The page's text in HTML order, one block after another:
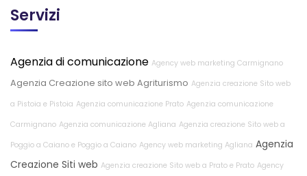
Servizi
Agenzia di comunicazione Agency web marketing Carmignano
Agenzia Creazione sito web Agriturismo Agenzia creazione Sito web
a Pistoia e Pistoia Agenzia comunicazione Prato Agenzia comunicazione
Carmignano Agenzia comunicazione Agliana Agenzia creazione Sito web a
Poggio a Caiano e Poggio a Caiano Agency web marketing Agliana Agenzia
Creazione Siti web Agenzia creazione Sito web a Prato e Prato Agency